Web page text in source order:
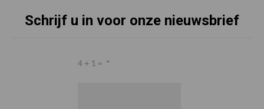
Schrijf u in voor onze nieuwsbrief
4 + 1 = *